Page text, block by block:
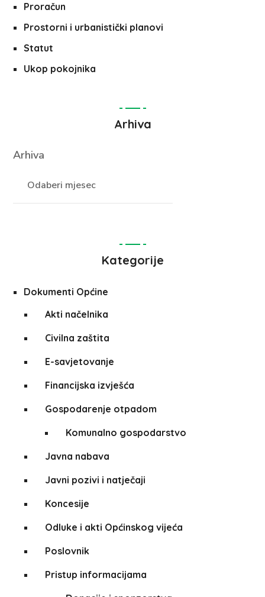
Proračun
Prostorni i urbanistički planovi
Statut
Ukop pokojnika
Arhiva
Arhiva
Kategorije
Dokumenti Općine
Akti načelnika
Civilna zaštita
E-savjetovanje
Financijska izvješća
Gospodarenje otpadom
Komunalno gospodarstvo
Javna nabava
Javni pozivi i natječaji
Koncesije
Odluke i akti Općinskog vijeća
Poslovnik
Pristup informacijama